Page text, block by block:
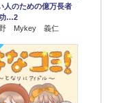
人のための億万長者
…2
野 Mykey 義仁